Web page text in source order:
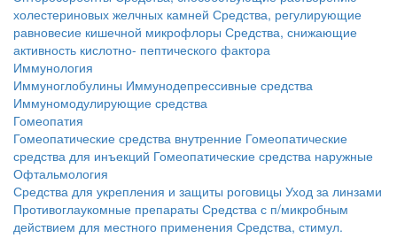
холестериновых желчных камней Средства, регулирующие
равновесие кишечной микрофлоры Средства, снижающие
активность кислотно- пептического фактора
Иммунология
Иммуноглобулины Иммунодепрессивные средства
Иммуномодулирующие средства
Гомеопатия
Гомеопатические средства внутренние Гомеопатические
средства для инъекций Гомеопатические средства наружные
Офтальмология
Средства для укрепления и защиты роговицы Уход за линзами
Противоглаукомные препараты Средства с п/микробным
действием для местного применения Средства, стимул.